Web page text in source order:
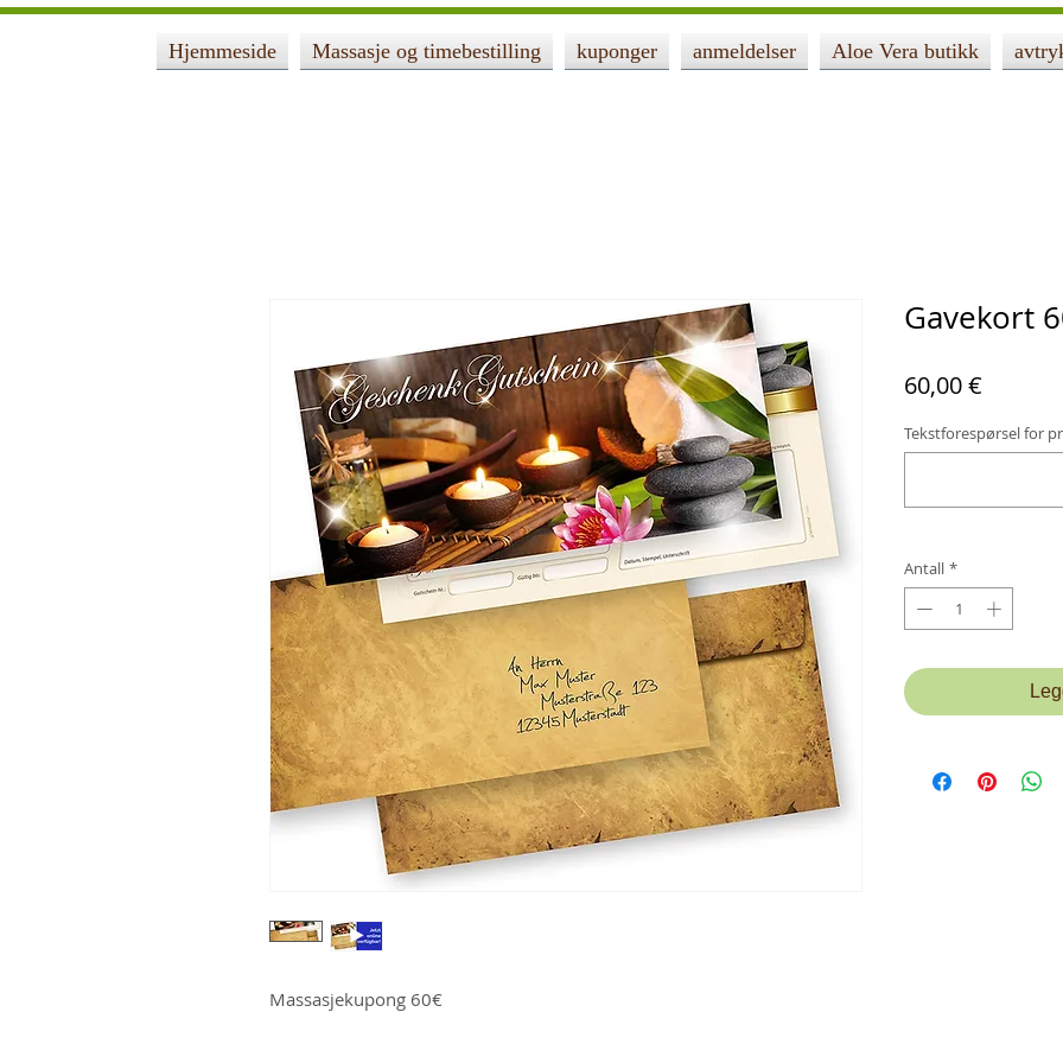
Massasjekupong 60€
Gavekort
60,00 €
Tekstforespørsel for
Antall *
Hjemmeside Massasje og timebestilling kuponger anmeldelser Aloe Vera butikk